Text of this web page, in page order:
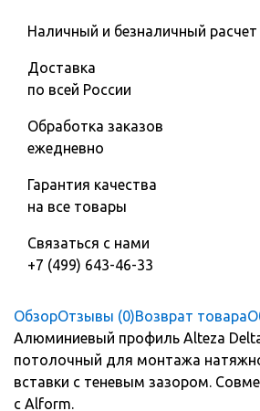
Наличный и безналичный расчет
Доставка
по всей России
Обработка заказов
ежедневно
Гарантия качества
на все товары
Связаться с нами
+7 (499) 643-46-33
ОбзорОтзывы (0)Возврат товара
Алюминиевый профиль Alteza
потолочный для монтажа
вставки с теневым зазором.
с Alform.